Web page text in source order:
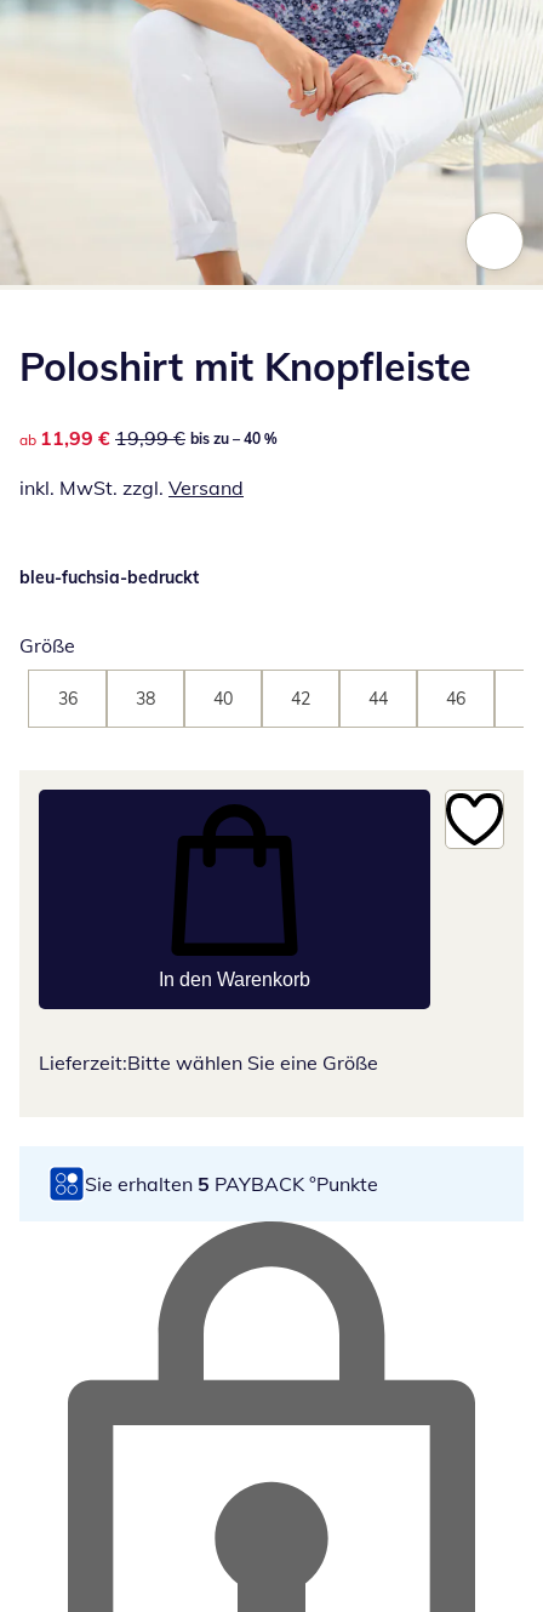
Poloshirt mit Knopfleiste
reduzierter Preis 11,99 €, vorheriger Preis: 19,99 €
ab 11,99 € 19,99 € bis zu – 40 %
inkl. MwSt. zzgl. Versand
bleu-fuchsia-bedruckt
Größe
36 38 40 42 44 46
In den Warenkorb
Lieferzeit:Bitte wählen Sie eine Größe
Sie erhalten 5 PAYBACK °Punkte